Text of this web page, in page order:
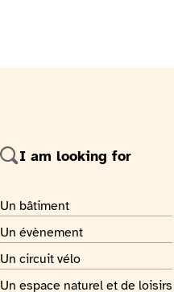
I am looking for
Je recherche
Un bâtiment
Je recherche
Un évènement
Je recherche
Un circuit vélo
Je recherche
Un espace naturel et de loisirs